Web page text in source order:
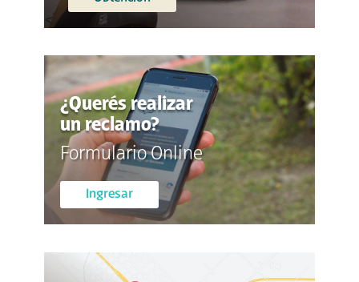
¿Querés realizar
un reclamo?
Formulario Online
Ingresar